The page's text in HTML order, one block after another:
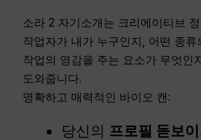
소라 2 자기소개는 크리에이티브
작업자가 내가 누구인지, 어떤 종류
작업의 영감을 주는 요소가 무엇인
도와줍니다.
명확하고 매력적인 바이오 캔:
당신의 프로필 돋보이